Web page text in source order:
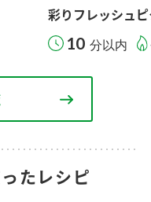
彩りフレッシュ
10 分以内
たレシピ